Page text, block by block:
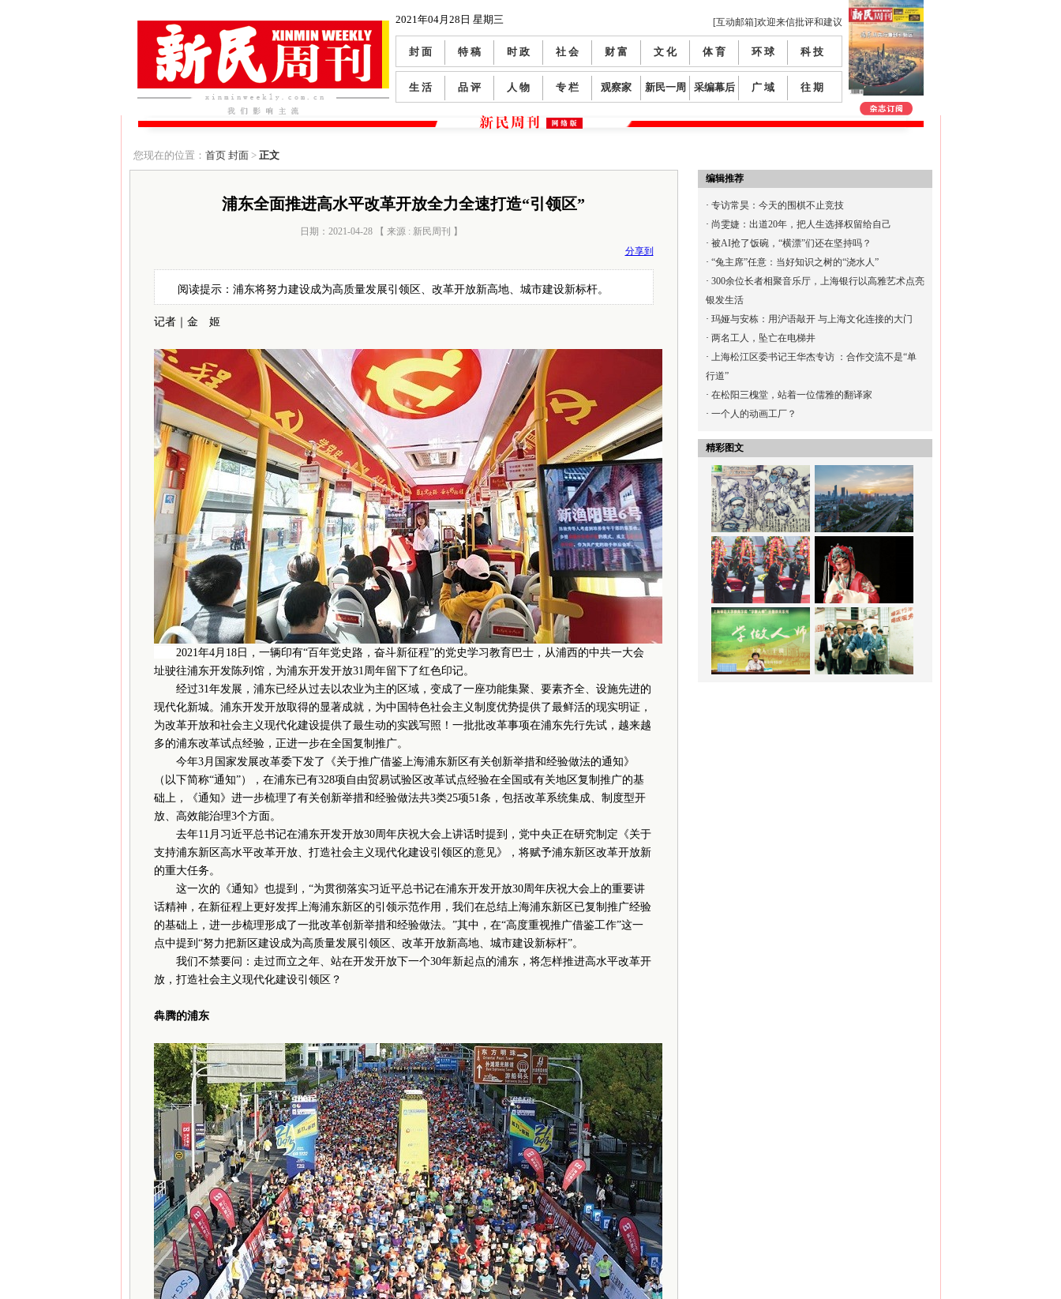
2021年04月28日 星期三 [互动邮箱]欢迎来信批评和建议
封 面 特 稿 时 政 社 会 财 富 文 化 体 育 环 球 科 技
生 活 品 评 人 物 专 栏 观察家 新民一周 采编幕后 广 域 往 期
您现在的位置： 首页 封面> 正文
浦东全面推进高水平改革开放全力全速打造“引领区”
日期：2021-04-28 【 来源 : 新民周刊 】
分享到
阅读提示：浦东将努力建设成为高质量发展引领区、改革开放新高地、城市建设新标杆。
记者｜金 姬
2021年4月18日，一辆印有“百年党史路，奋斗新征程”的党史学习教育巴士，从浦西的中共一大会
址驶往浦东开发陈列馆，为浦东开发开放31周年留下了红色印记。
经过31年发展，浦东已经从过去以农业为主的区域，变成了一座功能集聚、要素齐全、设施先进的
现代化新城。浦东开发开放取得的显著成就，为中国特色社会主义制度优势提供了最鲜活的现实明证，
为改革开放和社会主义现代化建设提供了最生动的实践写照！一批批改革事项在浦东先行先试，越来越
多的浦东改革试点经验，正进一步在全国复制推广。
今年3月国家发展改革委下发了《关于推广借鉴上海浦东新区有关创新举措和经验做法的通知》
（以下简称“通知”），在浦东已有328项自由贸易试验区改革试点经验在全国或有关地区复制推广的基
础上，《通知》进一步梳理了有关创新举措和经验做法共3类25项51条，包括改革系统集成、制度型开
放、高效能治理3个方面。
去年11月习近平总书记在浦东开发开放30周年庆祝大会上讲话时提到，党中央正在研究制定《关于
支持浦东新区高水平改革开放、打造社会主义现代化建设引领区的意见》，将赋予浦东新区改革开放新
的重大任务。
这一次的《通知》也提到，“为贯彻落实习近平总书记在浦东开发开放30周年庆祝大会上的重要讲
话精神，在新征程上更好发挥上海浦东新区的引领示范作用，我们在总结上海浦东新区已复制推广经验
的基础上，进一步梳理形成了一批改革创新举措和经验做法。”其中，在“高度重视推广借鉴工作”这一
点中提到“努力把新区建设成为高质量发展引领区、改革开放新高地、城市建设新标杆”。
我们不禁要问：走过而立之年、站在开发开放下一个30年新起点的浦东，将怎样推进高水平改革开
放，打造社会主义现代化建设引领区？
犇腾的浦东
编辑推荐
· 专访常昊：今天的围棋不止竞技
· 尚雯婕：出道20年，把人生选择权留给自己
· 被AI抢了饭碗，“横漂”们还在坚持吗？
· “兔主席”任意：当好知识之树的“浇水人”
· 300余位长者相聚音乐厅，上海银行以高雅艺术点亮
银发生活
· 玛娅与安栋：用沪语敲开 与上海文化连接的大门
· 两名工人，坠亡在电梯井
· 上海松江区委书记王华杰专访 ：合作交流不是“单
行道”
· 在松阳三槐堂，站着一位儒雅的翻译家
· 一个人的动画工厂？
精彩图文